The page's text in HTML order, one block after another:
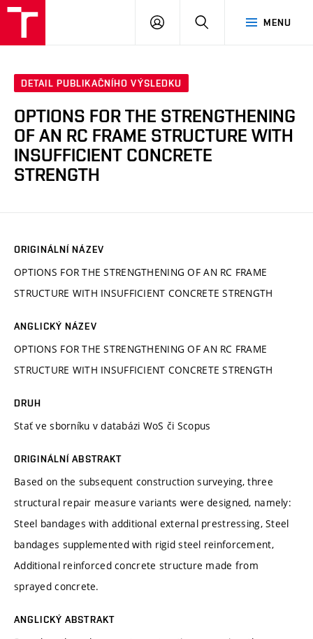
MENU
PŘIHLÁSIT
DETAIL PUBLIKAČNÍHO VÝSLEDKU
OPTIONS FOR THE STRENGTHENING
OF AN RC FRAME STRUCTURE WITH
INSUFFICIENT CONCRETE
STRENGTH
ORIGINÁLNÍ NÁZEV
OPTIONS FOR THE STRENGTHENING OF AN RC FRAME
STRUCTURE WITH INSUFFICIENT CONCRETE STRENGTH
ANGLICKÝ NÁZEV
OPTIONS FOR THE STRENGTHENING OF AN RC FRAME
STRUCTURE WITH INSUFFICIENT CONCRETE STRENGTH
DRUH
Stať ve sborníku v databázi WoS či Scopus
ORIGINÁLNÍ ABSTRAKT
Based on the subsequent construction surveying, three
structural repair measure variants were designed, namely:
Steel bandages with additional external prestressing, Steel
bandages supplemented with rigid steel reinforcement,
Additional reinforced concrete structure made from
sprayed concrete.
ANGLICKÝ ABSTRAKT